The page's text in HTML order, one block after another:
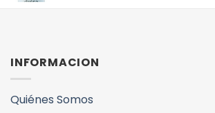
INFORMACION
Quiénes Somos